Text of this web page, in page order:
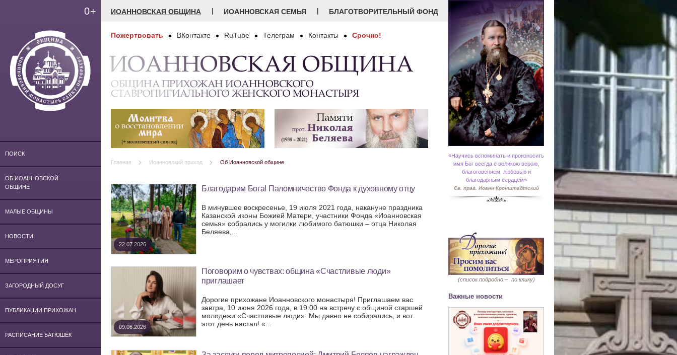
0+
ПОИСК
ОБ ИОАННОВСКОЙ
ОБЩИНЕ
МАЛЫЕ ОБЩИНЫ
НОВОСТИ
МЕРОПРИЯТИЯ
ЗАГОРОДНЫЙ ДОСУГ
ПУБЛИКАЦИИ ПРИХОЖАН
РАСПИСАНИЕ БАТЮШЕК
ИОАННОВСКАЯ ОБЩИНА | ИОАННОВСКАЯ СЕМЬЯ | БЛАГОТВОРИТЕЛЬНЫЙ ФОНД
Пожертвовать ВКонтакте RuTube Телеграм Контакты Срочно!
ИОАННОВСКАЯ ОБЩИНА
ОБЩИНА ПРИХОЖАН ИОАННОВСКОГО
СТАВРОПИГИАЛЬНОГО ЖЕНСКОГО МОНАСТЫРЯ
Главная Иоанновский приход Об Иоанновской общине
22.07.2026
Благодарим Бога! Паломничество Фонда к духовному отцу
В минувшее воскресенье, 19 июля 2021 года, накануне праздника
Казанской иконы Божией Матери, участники Фонда «Иоанновская
семья» собрались у могилки любимого батюшки – отца Николая
Беляева,...
09.06.2026
Поговорим о чувствах: община «Счастливые люди»
приглашает
Дорогие прихожане Иоанновского монастыря! Приглашаем вас
завтра, 10 июня 2026 года, в 19:00 на встречу с общиной старшей
молодежи «Счастливые люди». Мы давно не собирались, и вот
этот день настал! «...
«Научись вспоминать и произносить
имя Бог всегда с великою верою,
благоговением, любовью и
благодарным сердцем»
Св. прав. Иоанн Кронштадтский
(список подробно – по клику)
Важные новости